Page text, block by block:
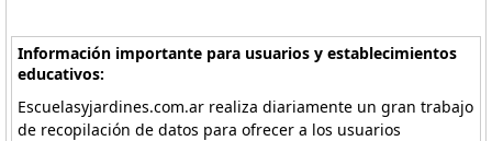
Información importante para usuarios y establecimientos
educativos:
Escuelasyjardines.com.ar realiza diariamente un gran trabajo
de recopilación de datos para ofrecer a los usuarios